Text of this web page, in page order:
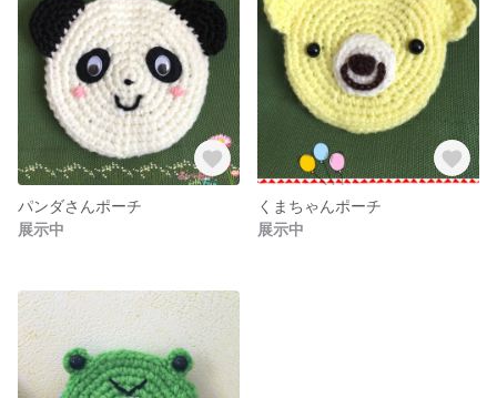
パンダさんポーチ
展示中
くまちゃんポーチ
展示中